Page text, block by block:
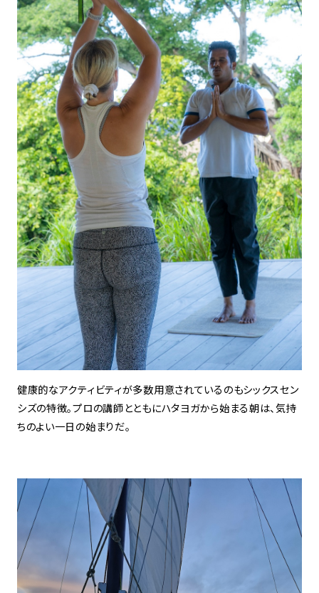
健康的なアクティビティが多数用意されているのもシックスセン
シズの特徴。プロの講師とともにハタヨガから始まる朝は、気持
ちのよい一日の始まりだ。